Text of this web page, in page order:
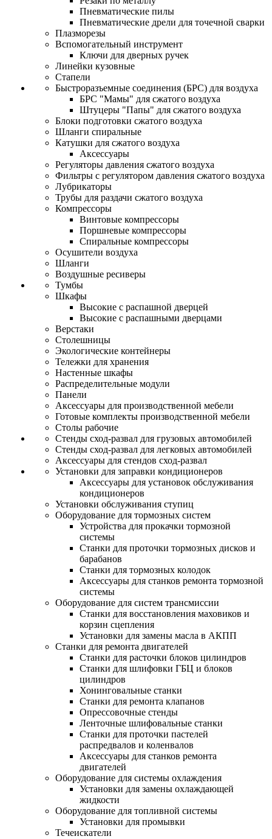
Пневматические пилы
Пневматические дрели для точечной сварки
Плазморезы
Вспомогательный инструмент
Ключи для дверных ручек
Линейки кузовные
Стапели
Быстроразъемные соединения (БРС) для воздуха
БРС "Мамы" для сжатого воздуха
Штуцеры "Папы" для сжатого воздуха
Блоки подготовки сжатого воздуха
Шланги спиральные
Катушки для сжатого воздуха
Аксессуары
Регуляторы давления сжатого воздуха
Фильтры с регулятором давления сжатого воздуха
Лубрикаторы
Трубы для раздачи сжатого воздуха
Компрессоры
Винтовые компрессоры
Поршневые компрессоры
Спиральные компрессоры
Осушители воздуха
Шланги
Воздушные ресиверы
Тумбы
Шкафы
Высокие с распашной дверцей
Высокие с распашными дверцами
Верстаки
Столешницы
Экологические контейнеры
Тележки для хранения
Настенные шкафы
Распределительные модули
Панели
Аксессуары для производственной мебели
Готовые комплекты производственной мебели
Столы рабочие
Стенды сход-развал для грузовых автомобилей
Стенды сход-развал для легковых автомобилей
Аксессуары для стендов сход-развал
Установки для заправки кондиционеров
Аксессуары для установок обслуживания
кондиционеров
Установки обслуживания ступиц
Оборудование для тормозных систем
Устройства для прокачки тормозной
системы
Станки для проточки тормозных дисков и
барабанов
Станки для тормозных колодок
Аксессуары для станков ремонта тормозной
системы
Оборудование для систем трансмиссии
Станки для восстановления маховиков и
корзин сцепления
Установки для замены масла в АКПП
Станки для ремонта двигателей
Станки для расточки блоков цилиндров
Станки для шлифовки ГБЦ и блоков
цилиндров
Хонинговальные станки
Станки для ремонта клапанов
Опрессовочные стенды
Ленточные шлифовальные станки
Станки для проточки пастелей
распредвалов и коленвалов
Аксессуары для станков ремонта
двигателей
Оборудование для системы охлаждения
Установки для замены охлаждающей
жидкости
Оборудование для топливной системы
Установки для промывки
Течеискатели